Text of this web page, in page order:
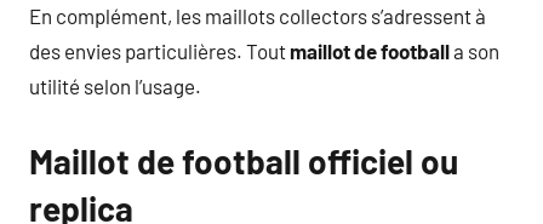
En complément, les maillots collectors s’adressent à
des envies particulières. Toutmaillot de footballa son
utilité selon l’usage.
Maillot de football officiel ou
replica